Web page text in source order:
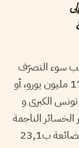
سوء التصرّف
في النفايات الصلبة في تونس الكبرى بلغت 17,3 مليون يورو، أو
في تونس الكبرى و
الخسائر الناجمة
عن التقاعس في العمل أو ما يسمّى بالفرص الضائعة ب23,1